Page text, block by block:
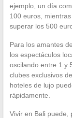
ejemplo, un día
100 euros,
superar los 500
Para los amantes
los espectáculos
oscilando entre 1 y
clubes exclusivos
hoteles de lujo
rápidamente.
Vivir en Bali puede,